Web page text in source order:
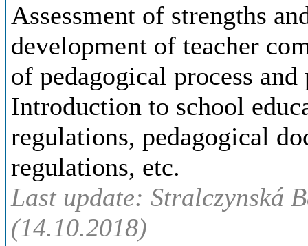
Assessment of strengths
development of teacher
of pedagogical process
Introduction to school
regulations, pedagogical
regulations, etc.
Last update: Stralczynská
(14.10.2018)